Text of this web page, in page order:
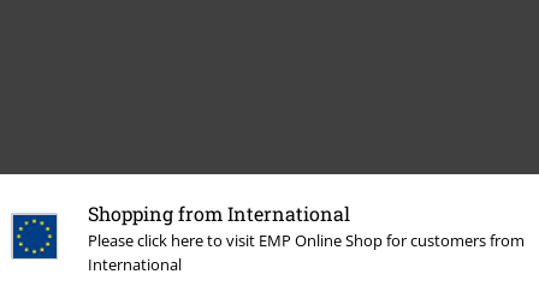
Shopping from International
Please click here to visit EMP Online Shop for customers from
International
Última visita